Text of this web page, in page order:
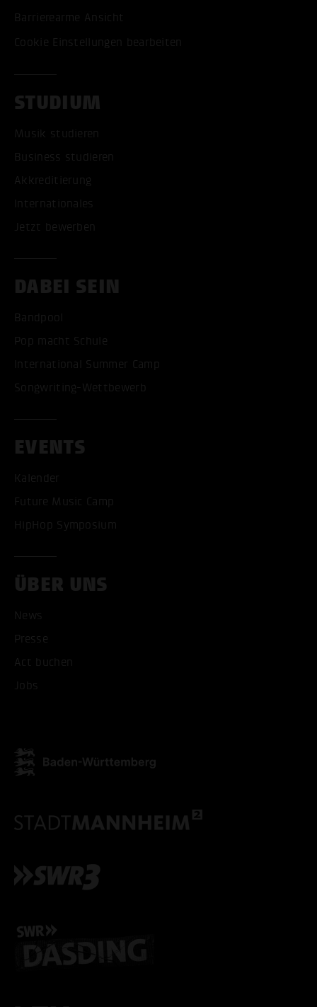
Barrierearme Ansicht
Cookie Einstellungen bearbeiten
STUDIUM
Musik studieren
Business studieren
Akkreditierung
Internationales
Jetzt bewerben
DABEI SEIN
Bandpool
Pop macht Schule
International Summer Camp
Songwriting-Wettbewerb
EVENTS
Kalender
Future Music Camp
HipHop Symposium
ÜBER UNS
News
Presse
Act buchen
Jobs